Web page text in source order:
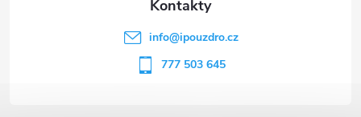
info@ipouzdro.cz
777 503 645